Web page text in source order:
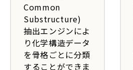
Common
Substructure)
抽出エンジンによ
り化学構造データ
を骨格ごとに分類
することができま